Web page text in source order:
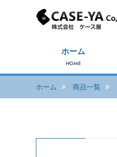
ホーム
HOME
ホーム 商品一覧